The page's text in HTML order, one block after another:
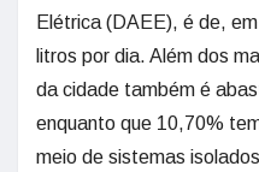
Elétrica (DAEE), é de,
litros por dia. Além dos
da cidade também é
enquanto que 10,70%
meio de sistemas